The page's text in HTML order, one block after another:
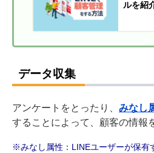
ルを紹
データ収集
アンケートをとったり、 みなし
することによって、顧客の情報
※みなし属性：LINEユーザーが保有